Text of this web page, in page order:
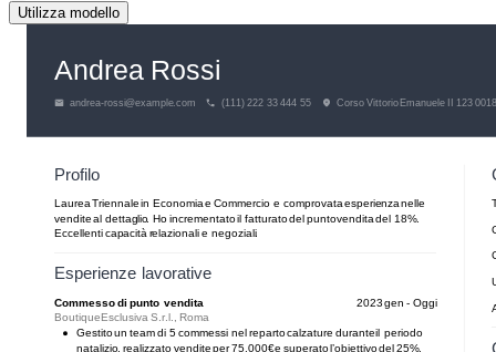
Utilizza modello